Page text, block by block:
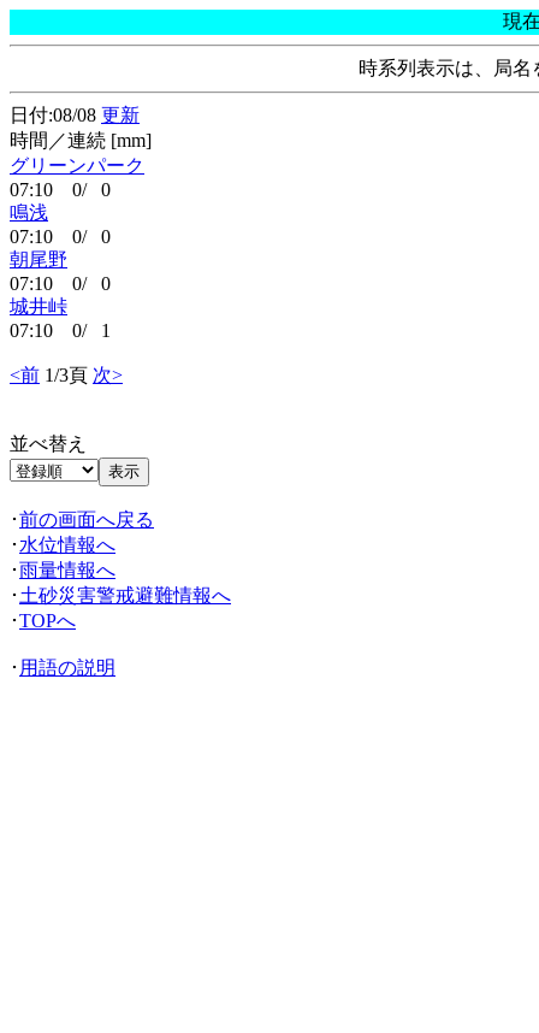
現
時系列表示は、局
日付:08/08 更新
時間／連続 [mm]
グリーンパーク
07:10 0/ 0
鳴浅
07:10 0/ 0
朝尾野
07:10 0/ 0
城井峠
07:10 0/ 1
<前 1/3頁 次>
並べ替え
･前の画面へ戻る
･ 水位情報へ
･雨量情報へ
･ 土砂災害警戒避難情報へ
･TOPへ
･ 用語の説明